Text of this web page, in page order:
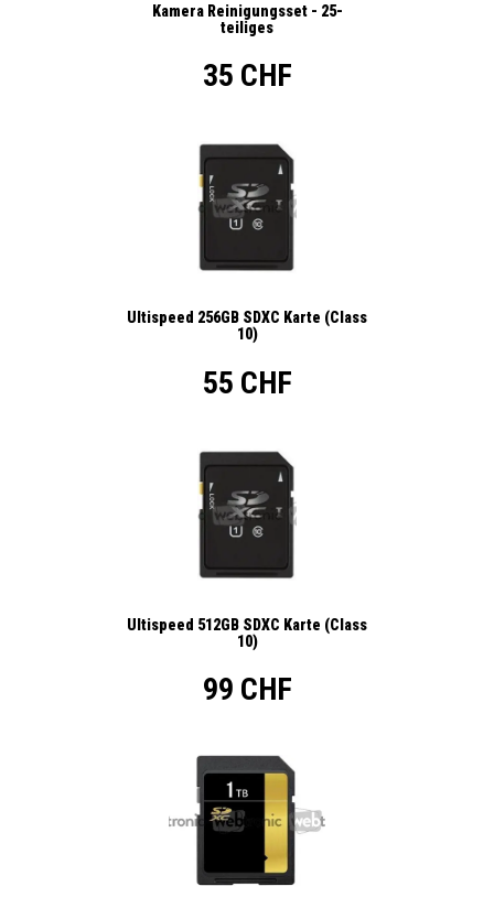
Kamera Reinigungsset - 25-
teiliges
35 CHF
Ultispeed 256GB SDXC Karte (Class
10)
55 CHF
Ultispeed 512GB SDXC Karte (Class
10)
99 CHF